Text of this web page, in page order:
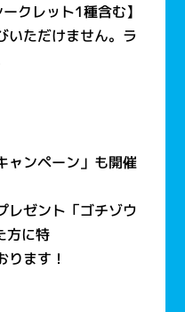
クレット1種含む】
いただけません。ラ
ャンペーン」も開催
レゼント「ゴチゾウ
方に特
ます！